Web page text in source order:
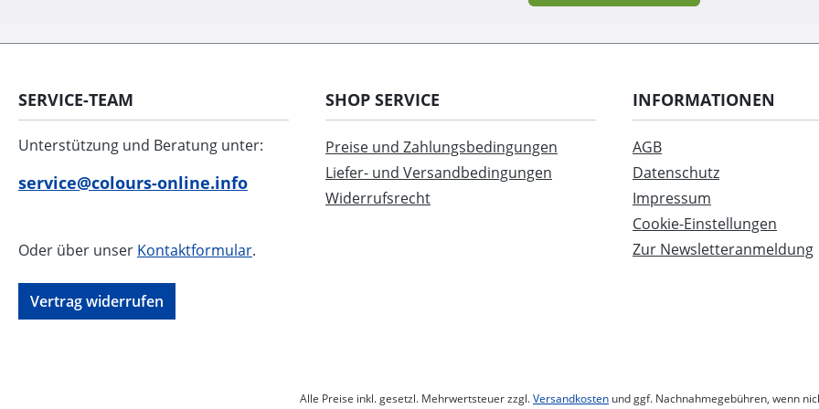
SERVICE-TEAM
Unterstützung und Beratung unter:
service@colours-online.info
Oder über unser Kontaktformular.
Vertrag widerrufen
SHOP SERVICE
Preise und Zahlungsbedingungen
Liefer- und Versandbedingungen
Widerrufsrecht
INFORMATIONEN
AGB
Datenschutz
Impressum
Cookie-Einstellungen
Zur Newsletteranmeldung
Alle Preise inkl. gesetzl. Mehrwertsteuer zzgl.Versandkosten und ggf. Nachnahmegebühren, wenn